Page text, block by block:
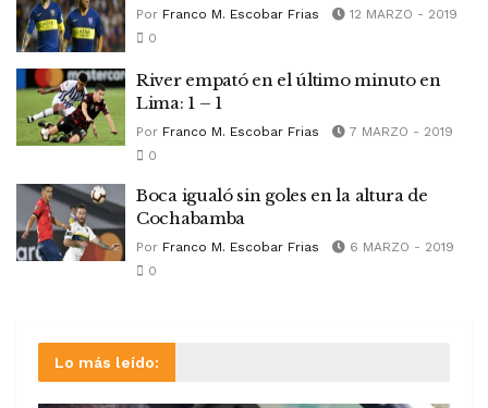
Por Franco M. Escobar Frias
12 MARZO - 2019
0
River empató en el último minuto en
Lima: 1 – 1
Por Franco M. Escobar Frias
7 MARZO - 2019
0
Boca igualó sin goles en la altura de
Cochabamba
Por Franco M. Escobar Frias
6 MARZO - 2019
0
Lo más leído: